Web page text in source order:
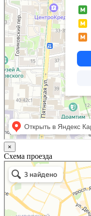
×
Схема проезда
Казань
Малый Татарский переулок, 8 на
Яндекс.Карты